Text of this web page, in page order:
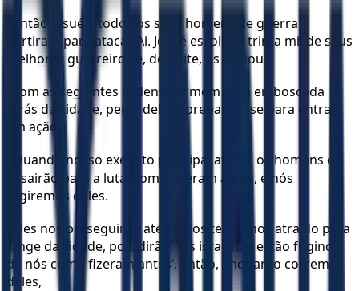
Então Josué e todos os seus homens de guerra
partiram para atacar Ai. Josué escolheu trinta mil de seus
melhores guerreiros e, de noite, os enviou
com as seguintes ordens: “Armem uma emboscada
atrás da cidade, perto dela, e preparem-se para entrar
em ação.
Quando nosso exército principal atacar, os homens de
Ai sairão para a luta, como fizeram antes, e nós
fugiremos deles.
Eles nos perseguirão até que os tenhamos atraído para
longe da cidade, pois dirão: ‘Os israelitas estão fugindo
de nós como fizeram antes’. Então, enquanto corremos
deles,